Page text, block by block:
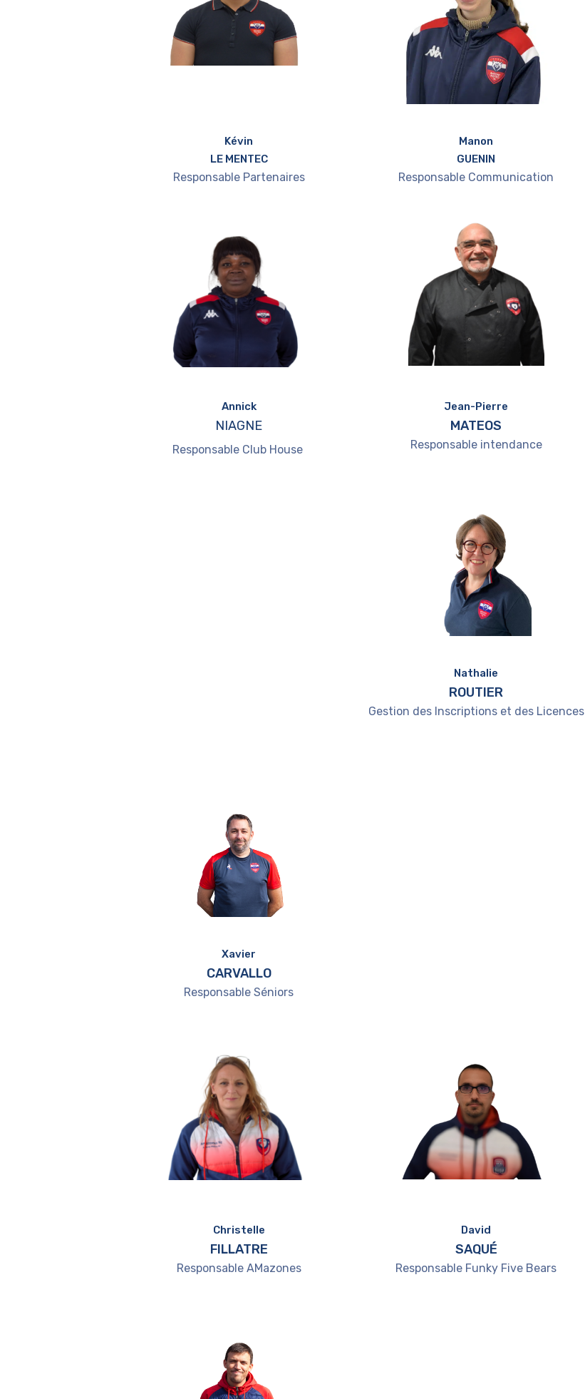
Kévin
LE MENTEC
Responsable Partenaires
Manon
GUENIN
Responsable Communication
Annick
NIAGNE
Responsable Club House
Jean-Pierre
MATEOS
Responsable intendance
Nathalie
ROUTIER
Gestion des Inscriptions et des Licences
Xavier
CARVALLO
Responsable Séniors
Christelle
FILLATRE
Responsable AMazones
David
SAQUÉ
Responsable Funky Five Bears